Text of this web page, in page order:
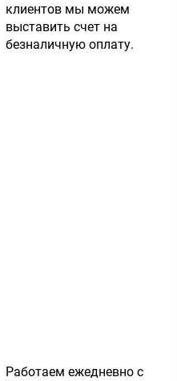
клиентов мы можем
выставить счет на
безналичную оплату.
Работаем ежедневно с